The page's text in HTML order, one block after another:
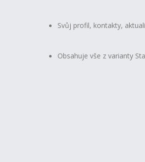
Svůj profil, kontakty,
Obsahuje vše z varianty